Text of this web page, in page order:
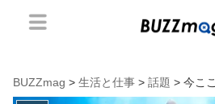
BUZZmag > 生活と仕事 > 話題 > 今ここ